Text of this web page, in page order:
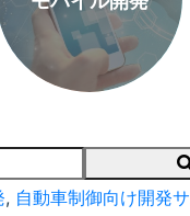
, 自動車制御向け開発